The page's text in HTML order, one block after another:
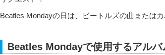
Beatles Mondayの日は、ビートルズの曲または
Beatles Mondayで使用するアルバ